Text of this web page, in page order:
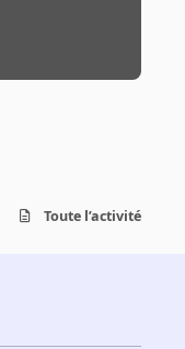
Toute l’activité